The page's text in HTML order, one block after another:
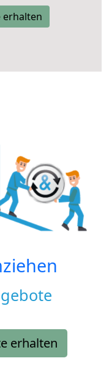
erhalten
erhalten